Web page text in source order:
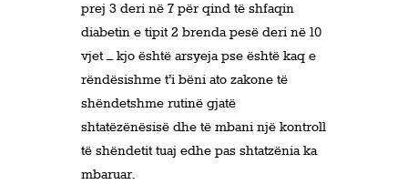
prej 3 deri në 7 për qind të shfaqin
diabetin e tipit 2 brenda pesë deri në 10
vjet – kjo është arsyeja pse është kaq e
rëndësishme t’i bëni ato zakone të
shëndetshme rutinë gjatë
shtatëzënësisë dhe të mbani një kontroll
të shëndetit tuaj edhe pas shtatzënia ka
mbaruar.